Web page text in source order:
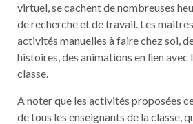
virtuel, se cachent de nombreuses
de recherche et de travail. Les
activités manuelles à faire chez soi,
histoires, des animations en lien
classe.
A noter que les activités proposées
de tous les enseignants de la classe,